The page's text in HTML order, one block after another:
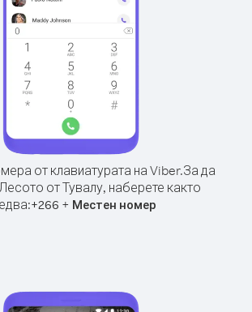
от клавиатурата на Viber.За да
от Тувалу, наберете както
+266 + Местен номер